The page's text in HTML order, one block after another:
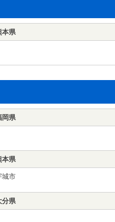
本県
岡県
本県
城市
分県